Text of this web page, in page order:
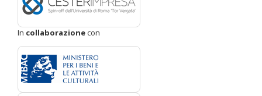
In collaborazionecon